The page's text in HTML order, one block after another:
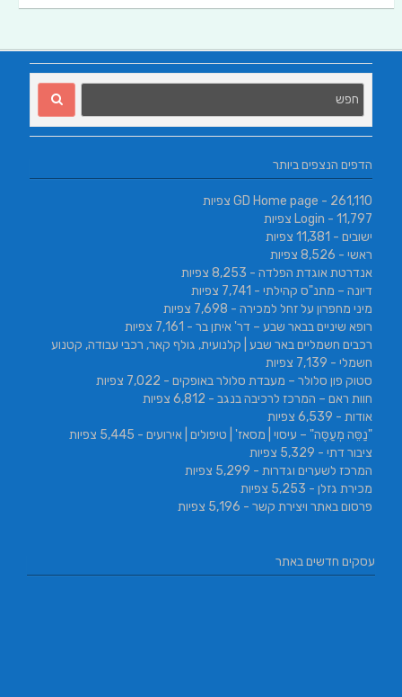
הדפים הנצפים ביותר
GD Home page - 261,110 צפיות
Login - 11,797 צפיות
ישובים - 11,381 צפיות
ראשי - 8,526 צפיות
אנדרטת אוגדת הפלדה - 8,253 צפיות
דיונה – מתנ"ס קהילתי - 7,741 צפיות
מיני מחפרון על זחל למכירה - 7,698 צפיות
רופא שיניים בבאר שבע – דר' איתן בר - 7,161 צפיות
רכבים חשמליים באר שבע | קלנועית, גולף קאר, רכבי עבודה, קטנוע
חשמלי - 7,139 צפיות
סטוק פון סלולר – מעבדת סלולר באופקים - 7,022 צפיות
חוות ראם – המרכז לרכיבה בנגב - 6,812 צפיות
אודות - 6,539 צפיות
"נַסֵּה מְעַסֶּה" – עיסוי | מסאז' | טיפולים | אירועים - 5,445 צפיות
ציבור דתי - 5,329 צפיות
המרכז לשערים וגדרות - 5,299 צפיות
מכירת גזלן - 5,253 צפיות
פרסום באתר ויצירת קשר - 5,196 צפיות
עסקים חדשים באתר